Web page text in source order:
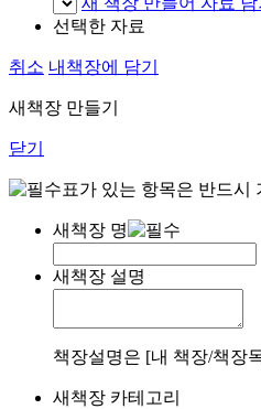
선택한 자료
취소 내책장에 담기
새책장 만들기
닫기
표가 있는 항목은 반드시
새책장 명
새책장 설명
책장설명은 [내 책장/책장
새책장 카테고리